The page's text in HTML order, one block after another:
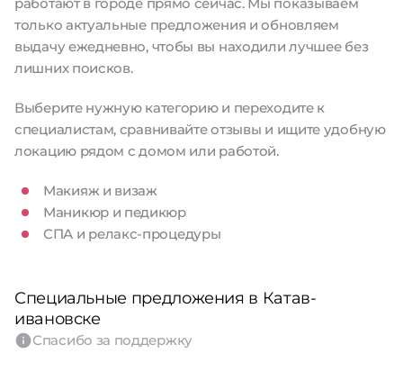
только актуальные предложения и обновляем
выдачу ежедневно, чтобы вы находили лучшее без
лишних поисков.
Выберите нужную категорию и переходите к
специалистам, сравнивайте отзывы и ищите удобную
локацию рядом с домом или работой.
Макияж и визаж
Маникюр и педикюр
СПА и релакс-процедуры
Специальные предложения в Катав-
ивановске
Спасибо за поддержку